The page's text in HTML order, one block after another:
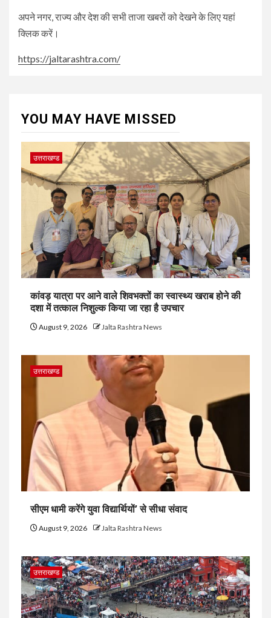
अपने नगर, राज्य और देश की सभी ताजा खबरों को देखने के लिए यहां
क्लिक करें।
https://jaltarashtra.com/
YOU MAY HAVE MISSED
उत्तराखण्ड
कांवड़ यात्रा पर आने वाले शिवभक्तों का स्वास्थ्य खराब होने की
दशा में तत्काल निशुल्क किया जा रहा है उपचार
August 9, 2026 Jalta Rashtra News
उत्तराखण्ड
सीएम धामी करेंगे युवा विद्यार्थियों’ से सीधा संवाद
August 9, 2026 Jalta Rashtra News
उत्तराखण्ड